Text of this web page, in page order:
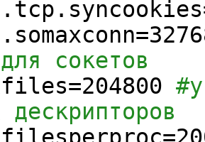
сокетов
204800
дескрипторов